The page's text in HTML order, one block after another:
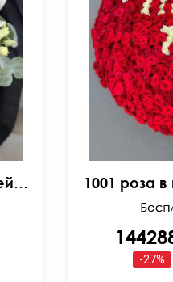
Корзина с гортензией и орхидеей "Жаклин" с добавлением эустомы и альстромерий 1001 роза
-27%